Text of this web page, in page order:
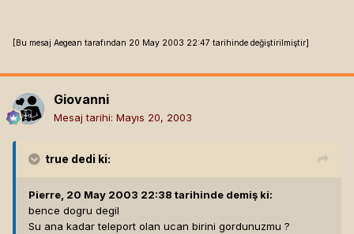
[Bu mesaj Aegean tarafından 20 May 2003 22:47 tarihinde değiştirilmiştir]
Giovanni
Mesaj tarihi: Mayıs 20, 2003
true dedi ki:
Pierre, 20 May 2003 22:38 tarihinde demiş ki:
bence dogru degil
Su ana kadar teleport olan ucan birini gordunuzmu ?